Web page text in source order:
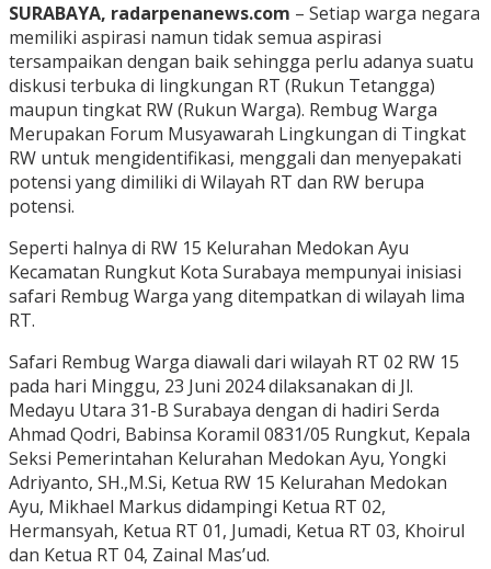
SURABAYA, radarpenanews.com – Setiap warga negara
memiliki aspirasi namun tidak semua aspirasi
tersampaikan dengan baik sehingga perlu adanya suatu
diskusi terbuka di lingkungan RT (Rukun Tetangga)
maupun tingkat RW (Rukun Warga). Rembug Warga
Merupakan Forum Musyawarah Lingkungan di Tingkat
RW untuk mengidentifikasi, menggali dan menyepakati
potensi yang dimiliki di Wilayah RT dan RW berupa
potensi.
Seperti halnya di RW 15 Kelurahan Medokan Ayu
Kecamatan Rungkut Kota Surabaya mempunyai inisiasi
safari Rembug Warga yang ditempatkan di wilayah lima
RT.
Safari Rembug Warga diawali dari wilayah RT 02 RW 15
pada hari Minggu, 23 Juni 2024 dilaksanakan di Jl.
Medayu Utara 31-B Surabaya dengan di hadiri Serda
Ahmad Qodri, Babinsa Koramil 0831/05 Rungkut, Kepala
Seksi Pemerintahan Kelurahan Medokan Ayu, Yongki
Adriyanto, SH.,M.Si, Ketua RW 15 Kelurahan Medokan
Ayu, Mikhael Markus didampingi Ketua RT 02,
Hermansyah, Ketua RT 01, Jumadi, Ketua RT 03, Khoirul
dan Ketua RT 04, Zainal Mas’ud.